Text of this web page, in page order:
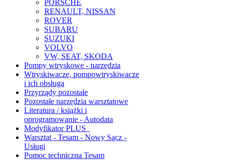
PORSCHE
RENAULT, NISSAN
ROVER
SUBARU
SUZUKI
VOLVO
VW, SEAT, SKODA
Pompy wtryskowe - narzędzia
Wtryskiwacze, pompowtryskiwacze
i ich obsługa
Przyrządy pozostałe
Pozostałe narzędzia warsztatowe
Literatura / książki i
oprogramowanie - Autodata
Modyfikator PLUS
Warsztat - Tesam - Nowy Sącz -
Usługi
Pomoc techniczna Tesam